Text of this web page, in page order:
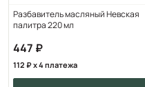
Разбавитель масляный Невская
палитра 220 мл
447
112 x 4 платежа